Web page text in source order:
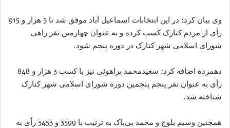
وی بیان کرد: در این انتخابات اسماعیل آباد موفق شد تا 3 هزار و 915
رأی از مردم کنارک کسب کرده و به عنوان چهارمین نفر راهی
شورای اسلامی شهر کنارک در دوره پنجم شود.
دهمرده اضافه کرد: سعیدمحمد براهوئی نیز با کسب 3 هزار و 848
رأی به عنوان نفر پنجم پنجمین دوره شورای اسلامی شهر کنارک
شناخته شد.
همچنین وسیم بلوچ و محمد بی‌باک به ترتیب با 3599 و 3453 رأی به